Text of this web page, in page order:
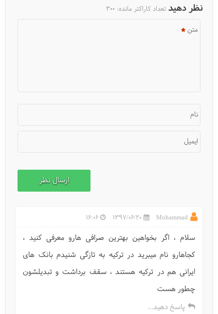
نظر دهید تعداد کاراکتر مانده: 300
متن
نام
ایمیل
Mohammad
1397/06/20
16:06
سلام ، اگر بخواهين بهترین صرافی هارو معرفی کنید ،
کجاهارو نام میبرید در ترکیه به تازگی شنیدم بانک های
ایرانی هم در ترکیه هستند ، سقف برداشت و تبديلشون
چطور هست
پاسخ دهید...